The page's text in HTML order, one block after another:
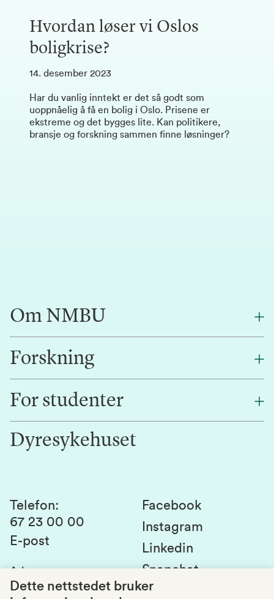
Hvordan løser vi Oslos
boligkrise?
14. desember 2023
Har du vanlig inntekt er det så godt som
uoppnåelig å få en bolig i Oslo. Prisene er
ekstreme og det bygges lite. Kan politikere,
bransje og forskning sammen finne løsninger?
Om NMBU
Om oss
Alumni
Kontakt oss
Forskning
Forskning
Innovasjon
For studenter
Studentlivet
Studier og emner
Studenttinget
Si fra om avvik
Dyresykehuset
Telefon:
67 23 00 00
E-post
Adresse:
Postboks 5003
Facebook
Instagram
Linkedin
Snapchat
Dette nettstedet bruker